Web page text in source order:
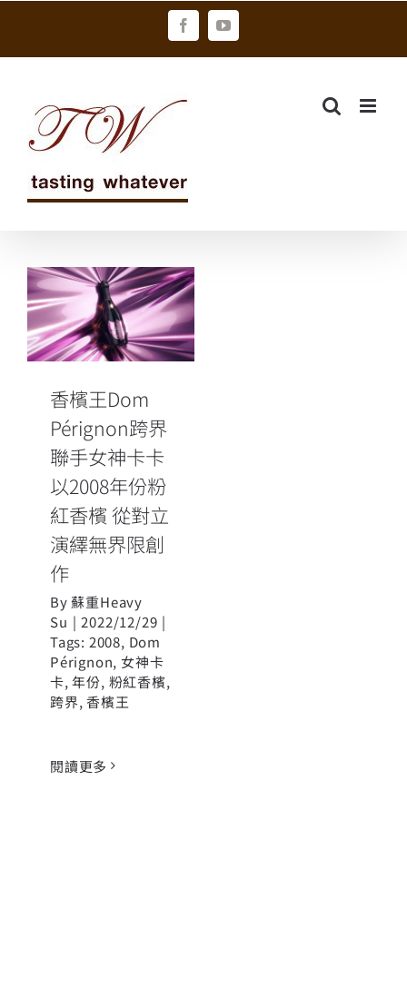
FacebookYouTube
Pérignon跨界
聯手女神卡卡
以2008年份粉
紅香檳 從對立
演繹無界限創
作
香檳王Dom
Pérignon跨界
聯手女神卡卡
以2008年份粉
紅香檳 從對立
演繹無界限創
作
By蘇重Heavy
Su | 2022/12/29 |
Tags: 2008, Dom
Pérignon, 女神卡
卡,年份, 粉紅香檳,
跨界,香檳王
閱讀更多